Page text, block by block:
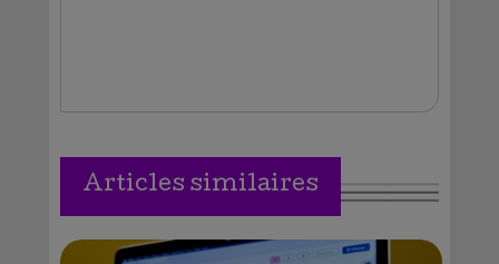
Articles similaires